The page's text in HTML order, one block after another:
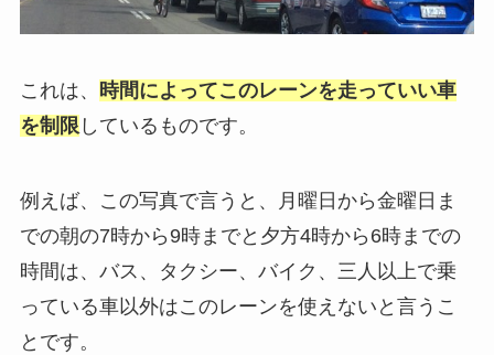
これは、 時間によってこのレーンを走っていい車
を制限しているものです。
例えば、この写真で言うと、月曜日から金曜日ま
での朝の7時から9時までと夕方4時から6時までの
時間は、バス、タクシー、バイク、三人以上で乗
っている車以外はこのレーンを使えないと言うこ
とです。